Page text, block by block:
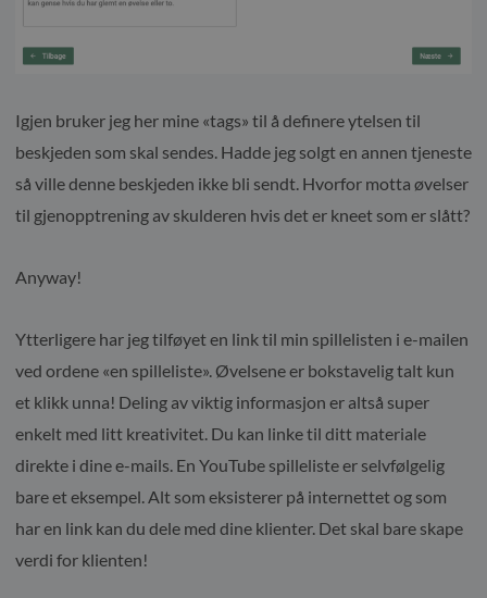
Igjen bruker jeg her mine «tags» til å definere ytelsen til
beskjeden som skal sendes. Hadde jeg solgt en annen tjeneste
så ville denne beskjeden ikke bli sendt. Hvorfor motta øvelser
til gjenopptrening av skulderen hvis det er kneet som er slått?
Anyway!
Ytterligere har jeg tilføyet en link til min spillelisten i e-mailen
ved ordene «en spilleliste». Øvelsene er bokstavelig talt kun
et klikk unna! Deling av viktig informasjon er altså super
enkelt med litt kreativitet. Du kan linke til ditt materiale
direkte i dine e-mails. En YouTube spilleliste er selvfølgelig
bare et eksempel. Alt som eksisterer på internettet og som
har en link kan du dele med dine klienter. Det skal bare skape
verdi for klienten!